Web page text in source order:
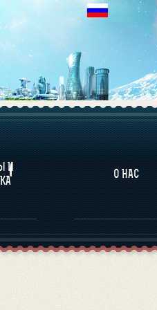
И
О НАС